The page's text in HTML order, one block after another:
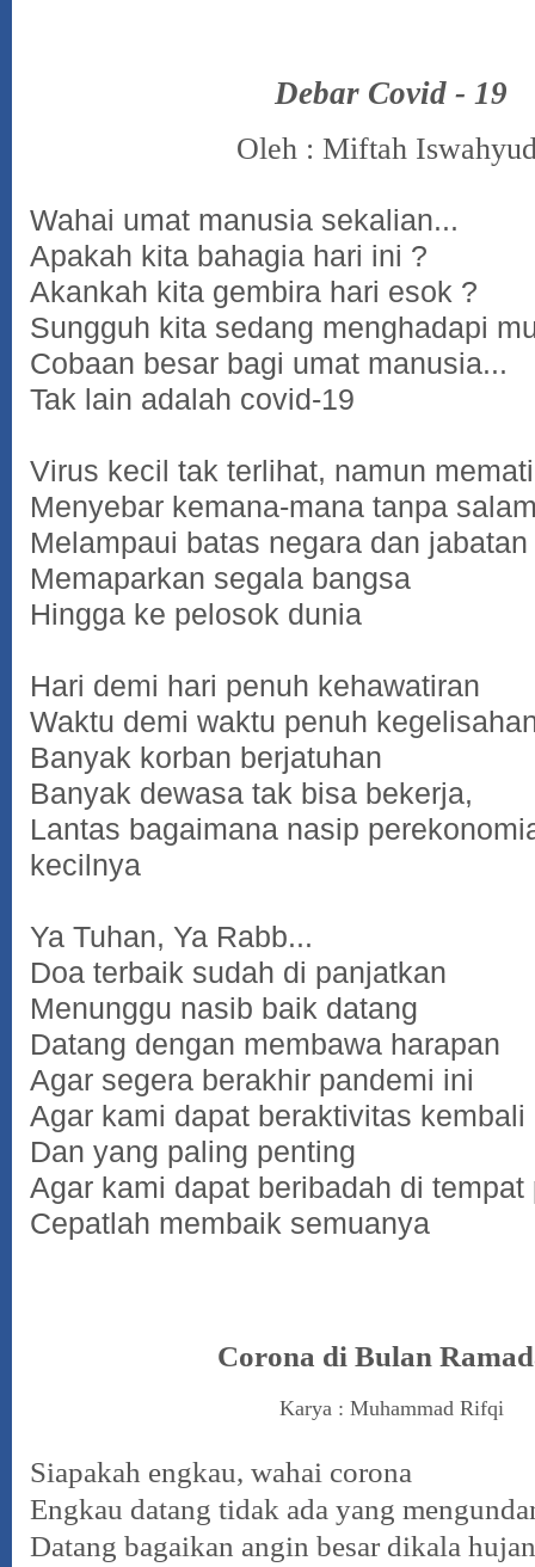
Debar Covid - 19
Oleh : Miftah
Wahai umat manusia sekalian...
Apakah kita bahagia hari ini ?
Akankah kita gembira hari esok ?
Sungguh kita sedang menghadapi
Cobaan besar bagi umat manusia...
Tak lain adalah covid-19
Virus kecil tak terlihat, namun
Menyebar kemana-mana tanpa
Melampaui batas negara dan jabatan
Memaparkan segala bangsa
Hingga ke pelosok dunia
Hari demi hari penuh kehawatiran
Waktu demi waktu penuh
Banyak korban berjatuhan
Banyak dewasa tak bisa bekerja,
Lantas bagaimana nasip
kecilnya
Ya Tuhan, Ya Rabb...
Doa terbaik sudah di panjatkan
Menunggu nasib baik datang
Datang dengan membawa harapan
Agar segera berakhir pandemi ini
Agar kami dapat beraktivitas kembali
Dan yang paling penting
Agar kami dapat beribadah di tempat
Cepatlah membaik semuanya
Corona di Bulan
Karya : Muhammad Rifqi
Siapakah engkau, wahai corona
Engkau datang tidak ada yang
Datang bagaikan angin besar dikala